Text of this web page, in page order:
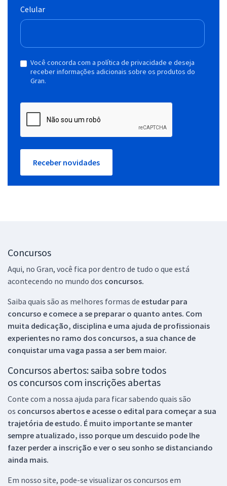
Celular
Você concorda com a política de privacidade e deseja
receber informações adicionais sobre os produtos do
Gran.
Receber novidades
Concursos
Aqui, no Gran, você fica por dentro de tudo o que está
acontecendo no mundo dos concursos.
Saiba quais são as melhores formas de estudar para
concurso e comece a se preparar o quanto antes. Com
muita dedicação, disciplina e uma ajuda de profissionais
experientes no ramo dos concursos, a sua chance de
conquistar uma vaga passa a ser bem maior.
Concursos abertos: saiba sobre todos
os concursos com inscrições abertas
Conte com a nossa ajuda para ficar sabendo quais são
os concursos abertos e acesse o edital para começar a sua
trajetória de estudo. É muito importante se manter
sempre atualizado, isso porque um descuido pode lhe
fazer perder a inscrição e ver o seu sonho se distanciando
ainda mais.
Em nosso site, pode-se visualizar os concursos em